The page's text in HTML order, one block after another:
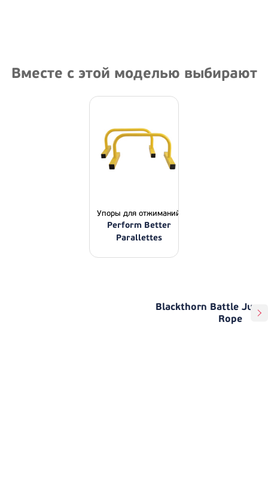
Вместе с этой моделью выбирают
Упоры для отжиманий
Perform Better
Parallettes
Blackthorn Battle Jump
Rope